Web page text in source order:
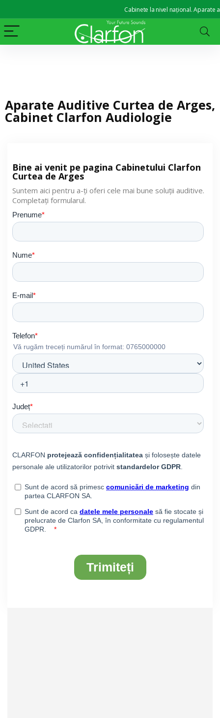
Cabinete la nivel național. Aparate
Aparate Auditive Curtea de Arges,
Cabinet Clarfon Audiologie
Bine ai venit pe pagina Cabinetului Clarfon
Curtea de Arges
Suntem aici pentru a-ți oferi cele mai bune soluții auditive.
Completați formularul.